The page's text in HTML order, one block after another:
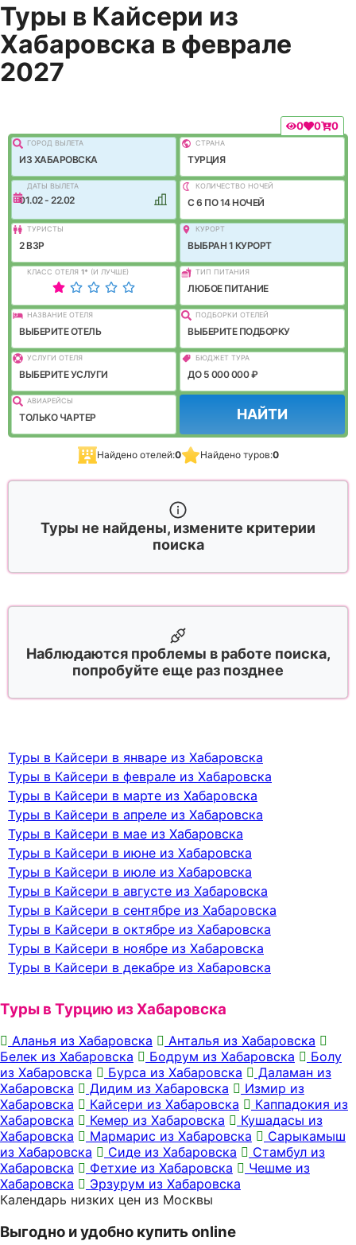
Туры в Кайсери из
Хабаровска в феврале
2027
0 0 0
ГОРОД ВЫЛEТА
ИЗ ХАБАРОВСКА
СТРАНА
ТУРЦИЯ
ДАТЫ ВЫЛЕТА
01.02 - 22.02
КОЛИЧЕСТВО НОЧЕЙ
C 6 ПО 14 НОЧЕЙ
ТУРИСТЫ
2 ВЗР
КУРОРТ
ВЫБРАН 1 КУРОРТ
КЛАСС ОТЕЛЯ 1* (И ЛУЧШЕ) ТИП ПИТАНИЯ
ЛЮБОЕ ПИТАНИЕ
НАЗВАНИЕ ОТЕЛЯ
ВЫБЕРИТЕ ОТЕЛЬ
ПОДБОРКИ ОТЕЛЕЙ
ВЫБЕРИТЕ ПОДБОРКУ
УСЛУГИ ОТЕЛЯ
ВЫБЕРИТЕ УСЛУГИ
БЮДЖЕТ ТУРА
ДО 5 000 000 ₽
АВИАРЕЙСЫ
ТОЛЬКО ЧАРТЕР НАЙТИ
Найдено отелей:0 Найдено туров:0
Туры не найдены, измените критерии
поиска
Наблюдаются проблемы в работе поиска,
попробуйте еще раз позднее
Туры в Кайсери в январе из Хабаровска
Туры в Кайсери в феврале из Хабаровска
Туры в Кайсери в марте из Хабаровска
Туры в Кайсери в апреле из Хабаровска
Туры в Кайсери в мае из Хабаровска
Туры в Кайсери в июне из Хабаровска
Туры в Кайсери в июле из Хабаровска
Туры в Кайсери в августе из Хабаровска
Туры в Кайсери в сентябре из Хабаровска
Туры в Кайсери в октябре из Хабаровска
Туры в Кайсери в ноябре из Хабаровска
Туры в Кайсери в декабре из Хабаровска
Туры в Турцию из Хабаровска
Аланья из Хабаровска
Анталья из Хабаровска
Белек из Хабаровска
Бодрум из Хабаровска
Болу
из Хабаровска
Бурса из Хабаровска
Даламан из
Хабаровска
Дидим из Хабаровска
Измир из
Хабаровска
Кайсери из Хабаровска
Каппадокия из
Хабаровска
Кемер из Хабаровска
Кушадасы из
Хабаровска
Мармарис из Хабаровска
Сарыкамыш
из Хабаровска
Сиде из Хабаровска
Стамбул из
Хабаровска
Фетхие из Хабаровска
Чешме из
Хабаровска
Эрзурум из Хабаровска
Календарь низких цен из Москвы
Выгодно и удобно купить online